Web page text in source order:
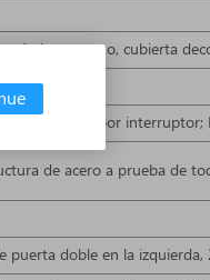
1 de repuesto, cubierta
120A
controlado por interruptor;
de acero a prueba de
doble en la